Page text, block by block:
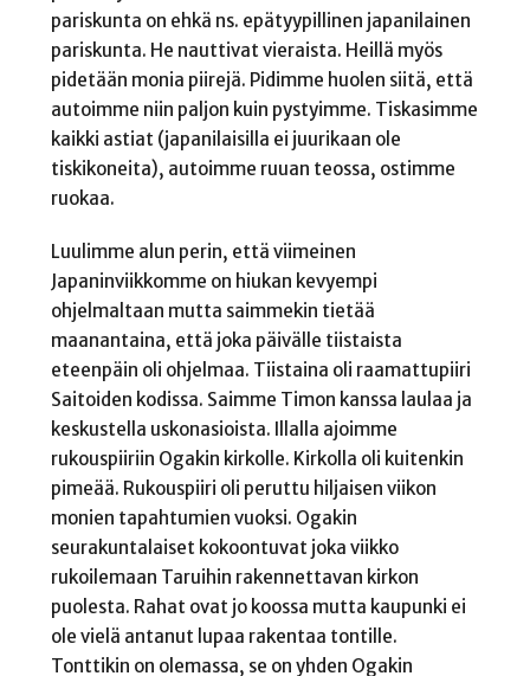
pariskunta on ehkä ns. epätyypillinen japanilainen
pariskunta. He nauttivat vieraista. Heillä myös
pidetään monia piirejä. Pidimme huolen siitä, että
autoimme niin paljon kuin pystyimme. Tiskasimme
kaikki astiat (japanilaisilla ei juurikaan ole
tiskikoneita), autoimme ruuan teossa, ostimme
ruokaa.
Luulimme alun perin, että viimeinen
Japaninviikkomme on hiukan kevyempi
ohjelmaltaan mutta saimmekin tietää
maanantaina, että joka päivälle tiistaista
eteenpäin oli ohjelmaa. Tiistaina oli raamattupiiri
Saitoiden kodissa. Saimme Timon kanssa laulaa ja
keskustella uskonasioista. Illalla ajoimme
rukouspiiriin Ogakin kirkolle. Kirkolla oli kuitenkin
pimeää. Rukouspiiri oli peruttu hiljaisen viikon
monien tapahtumien vuoksi. Ogakin
seurakuntalaiset kokoontuvat joka viikko
rukoilemaan Taruihin rakennettavan kirkon
puolesta. Rahat ovat jo koossa mutta kaupunki ei
ole vielä antanut lupaa rakentaa tontille.
Tonttikin on olemassa, se on yhden Ogakin